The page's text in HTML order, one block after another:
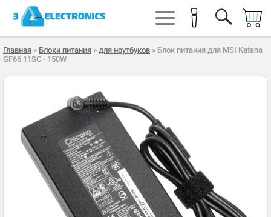
Главная » Блоки питания » для ноутбуков » Блок питания для MSI Katana
GF66 11SC - 150W